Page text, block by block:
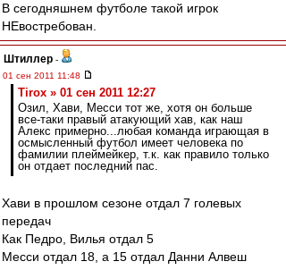
В сегодняшнем футболе такой игрок
НЕвостребован.
Штиллер -
01 сен 2011 11:48
Tirox » 01 сен 2011 12:27
Озил, Хави, Месси тот же, хотя он больше
все-таки правый атакующий хав, как наш
Алекс примерно...любая команда играющая в
осмысленный футбол имеет человека по
фамилии плеймейкер, т.к. как правило только
он отдает последний пас.
Хави в прошлом сезоне отдал 7 голевых
передач
Как Педро, Вилья отдал 5
Месси отдал 18, а 15 отдал Данни Алвеш